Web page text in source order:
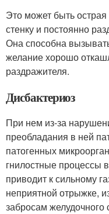
Это может быть
стенку и постоянно
Она способна
желание хорошо
раздражителя.
Дисбактериоз
При нем из-за
преобладания в ней
патогенных
гнилостные процессы
приводит к сильному
неприятной отрыжке,
забросам